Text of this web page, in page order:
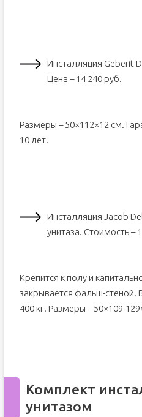
Инсталляция Geberit
Цена – 14 240 руб.
Размеры – 50×112×12 см.
10 лет.
Инсталляция Jacob
унитаза. Стоимость –
Крепится к полу и
закрывается фальш-стеной.
400 кг. Размеры – 50×109-
Комплект
унитазом